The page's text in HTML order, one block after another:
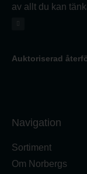
av allt du kan
Auktoriserad
Navigation
Sortiment
Om Norbergs